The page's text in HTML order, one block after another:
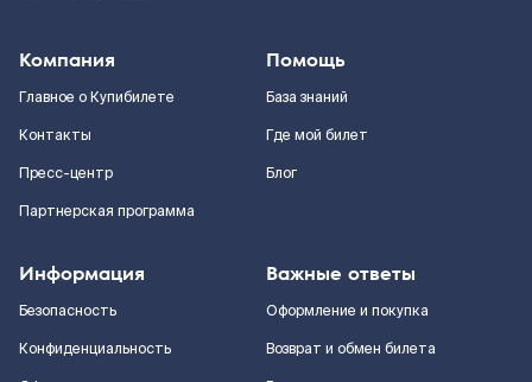
Компания
Главное о Купибилете
Контакты
Пресс-центр
Партнерская программа
Помощь
База знаний
Где мой билет
Блог
Информация
Безопасность
Конфиденциальность
Важные ответы
Оформление и покупка
Возврат и обмен билета